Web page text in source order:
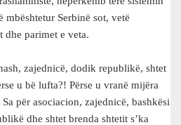
Serbinë sot, vetë
dhe parimet e veta.
zajednicë, dodik republikë, shtet
u bë lufta?! Përse u vranë mijëra
për asociacion, zajednicë, bashkësi
dhe shtet brenda shtetit s’ka